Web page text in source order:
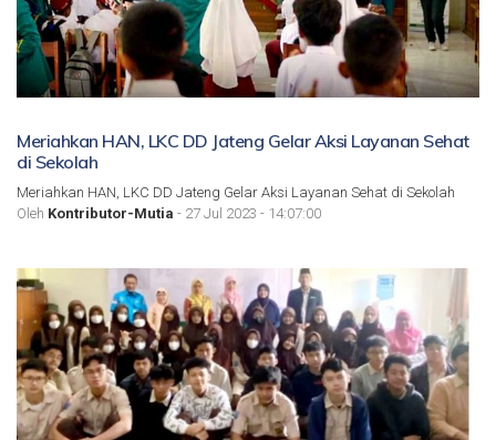
Meriahkan HAN, LKC DD Jateng Gelar Aksi Layanan Sehat
di Sekolah
Meriahkan HAN, LKC DD Jateng Gelar Aksi Layanan Sehat di Sekolah
Oleh Kontributor-Mutia - 27 Jul 2023 - 14:07:00